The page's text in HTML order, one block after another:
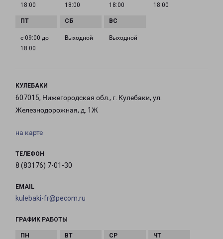
18:00
18:00
18:00
18:00
с 09:00 до
18:00
Выходной Выходной
КУЛЕБАКИ
607015, Нижегородская обл., г. Кулебаки, ул.
Железнодорожная, д. 1Ж
на карте
ТЕЛЕФОН
8 (83176) 7-01-30
EMAIL
kulebaki-fr@pecom.ru
ГРАФИК РАБОТЫ